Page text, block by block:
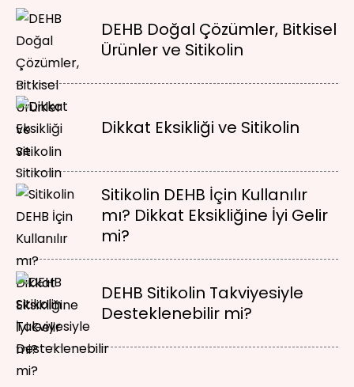
DEHB Doğal Çözümler, Bitkisel
Ürünler ve Sitikolin
Dikkat Eksikliği ve Sitikolin
Sitikolin DEHB İçin Kullanılır
mı? Dikkat Eksikliğine İyi Gelir
mi?
DEHB Sitikolin Takviyesiyle
Desteklenebilir mi?